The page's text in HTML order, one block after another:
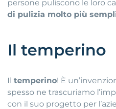
persone puliscono le loro
di pulizia molto più
Il temperino
Il temperino! È
spesso ne trascuriamo
con il suo progetto per